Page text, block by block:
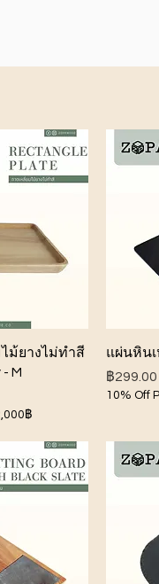
วนม้ยางไม่ทำสี
M
฿
แผ่นหินเ
ราคา
฿299.00
10% Off